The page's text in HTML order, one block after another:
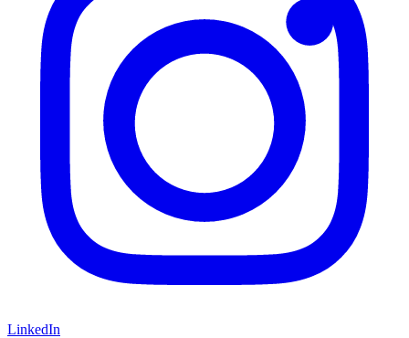
LinkedIn